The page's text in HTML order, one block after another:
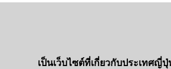
เป็นเว็บไซต์ที่เกี่ยวกับประเทศญี่